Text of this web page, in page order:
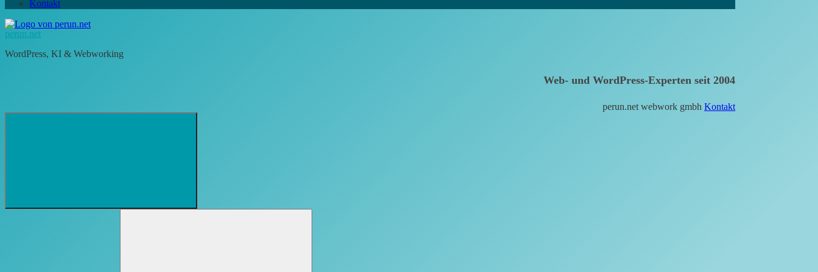
Kontakt
perun.net
WordPress, KI & Webworking
Web- und WordPress-Experten seit 2004
perun.net webwork gmbh Kontakt
Suchformular